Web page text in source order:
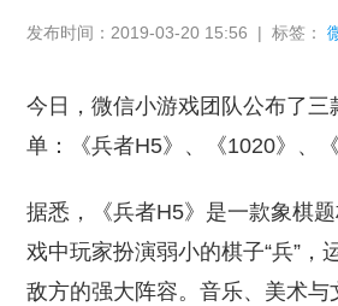
发布时间：2019-03-20 15:56 | 标签：
今日，微信小游戏团队公布了三
单：《兵者H5》、《1020》、
据悉，《兵者H5》是一款象棋
戏中玩家扮演弱小的棋子“兵”，
敌方的强大阵容。音乐、美术与